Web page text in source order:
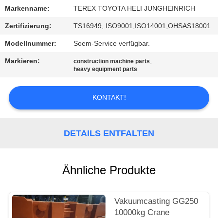
MIT
UNS
VERBINDUNG
NACHRICHTEN
FORDERN
EIN
ZITAT
Markenname: TEREX TOYOTA HELI JUNGHEINRICH
Zertifizierung: TS16949, ISO9001,ISO14001,OHSAS18001
Modellnummer: Soem-Service verfügbar.
Markieren: construction machine parts,
heavy equipment parts
KONTAKT!
DETAILS ENTFALTEN
Ähnliche Produkte
Vakuumcasting GG250
10000kg Crane